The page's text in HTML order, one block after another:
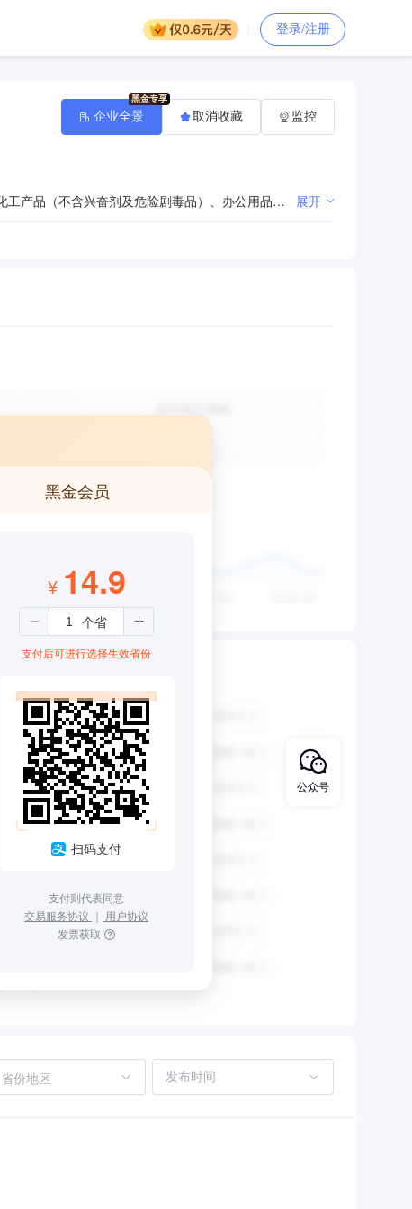
登录/注册
工程机械及配件批发零售及租赁；建筑材料、工矿电器、劳保用品、家用电器、五金百货、水暧配件、化工产品（不含兴奋剂及危险剧毒品）、办公用品、计算机软件、钢材批发零售；石料、水泥稳定碎石、沥青砼生产销售。（依法须经批准的项目，经相关部门批准后方可开展经营活动） 展开
企业全景 取消收藏 监控
黑金会员
¥ 14.9
支付后可进行选择生效省份
扫码支付
支付则代表同意
交易服务协议 ｜ 用户协议
发票获取
省份地区
公众号